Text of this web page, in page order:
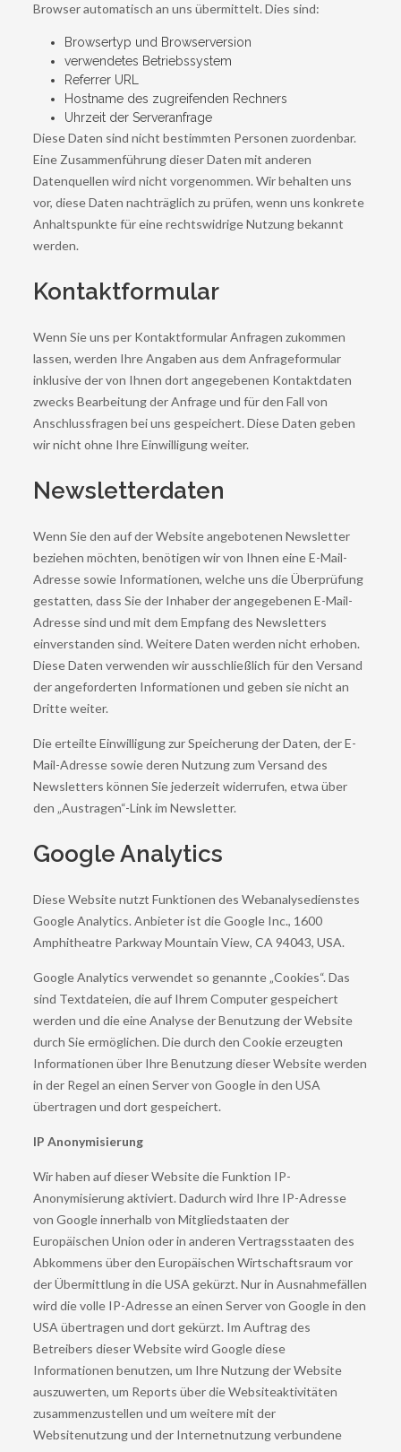
Browser automatisch an uns übermittelt. Dies sind:
Browsertyp und Browserversion
verwendetes Betriebssystem
Referrer URL
Hostname des zugreifenden Rechners
Uhrzeit der Serveranfrage
Diese Daten sind nicht bestimmten Personen zuordenbar.
Eine Zusammenführung dieser Daten mit anderen
Datenquellen wird nicht vorgenommen. Wir behalten uns
vor, diese Daten nachträglich zu prüfen, wenn uns konkrete
Anhaltspunkte für eine rechtswidrige Nutzung bekannt
werden.
Kontaktformular
Wenn Sie uns per Kontaktformular Anfragen zukommen
lassen, werden Ihre Angaben aus dem Anfrageformular
inklusive der von Ihnen dort angegebenen Kontaktdaten
zwecks Bearbeitung der Anfrage und für den Fall von
Anschlussfragen bei uns gespeichert. Diese Daten geben
wir nicht ohne Ihre Einwilligung weiter.
Newsletterdaten
Wenn Sie den auf der Website angebotenen Newsletter
beziehen möchten, benötigen wir von Ihnen eine E-Mail-
Adresse sowie Informationen, welche uns die Überprüfung
gestatten, dass Sie der Inhaber der angegebenen E-Mail-
Adresse sind und mit dem Empfang des Newsletters
einverstanden sind. Weitere Daten werden nicht erhoben.
Diese Daten verwenden wir ausschließlich für den Versand
der angeforderten Informationen und geben sie nicht an
Dritte weiter.
Die erteilte Einwilligung zur Speicherung der Daten, der E-
Mail-Adresse sowie deren Nutzung zum Versand des
Newsletters können Sie jederzeit widerrufen, etwa über
den „Austragen“-Link im Newsletter.
Google Analytics
Diese Website nutzt Funktionen des Webanalysedienstes
Google Analytics. Anbieter ist die Google Inc., 1600
Amphitheatre Parkway Mountain View, CA 94043, USA.
Google Analytics verwendet so genannte „Cookies“. Das
sind Textdateien, die auf Ihrem Computer gespeichert
werden und die eine Analyse der Benutzung der Website
durch Sie ermöglichen. Die durch den Cookie erzeugten
Informationen über Ihre Benutzung dieser Website werden
in der Regel an einen Server von Google in den USA
übertragen und dort gespeichert.
IP Anonymisierung
Wir haben auf dieser Website die Funktion IP-
Anonymisierung aktiviert. Dadurch wird Ihre IP-Adresse
von Google innerhalb von Mitgliedstaaten der
Europäischen Union oder in anderen Vertragsstaaten des
Abkommens über den Europäischen Wirtschaftsraum vor
der Übermittlung in die USA gekürzt. Nur in Ausnahmefällen
wird die volle IP-Adresse an einen Server von Google in den
USA übertragen und dort gekürzt. Im Auftrag des
Betreibers dieser Website wird Google diese
Informationen benutzen, um Ihre Nutzung der Website
auszuwerten, um Reports über die Websiteaktivitäten
zusammenzustellen und um weitere mit der
Websitenutzung und der Internetnutzung verbundene